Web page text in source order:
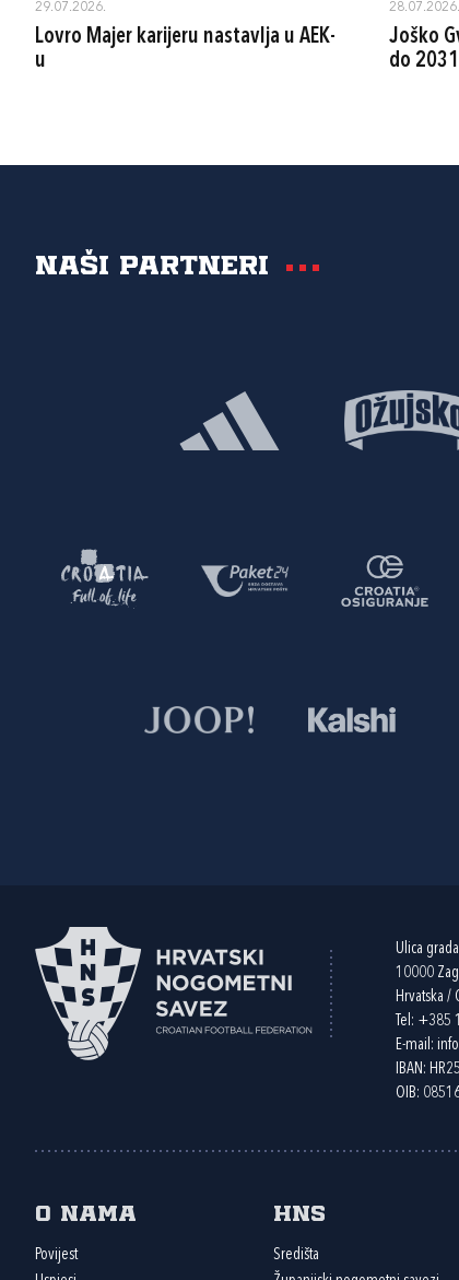
29.07.2026.
Lovro Majer karijeru nastavlja u AEK-
u
28.07.2026.
Joško
do
Naši partneri
Ulica
10000
Hrvatska /
Tel: +385
E-mail:
IBAN:
OIB:
O nama
Povijest
HNS
Središta